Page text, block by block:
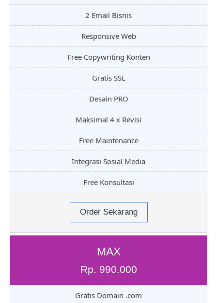
2 Email Bisnis
Responsive Web
Free Copywriting Konten
Gratis SSL
Desain PRO
Maksimal 4 x Revisi
Free Maintenance
Integrasi Sosial Media
Free Konsultasi
Order Sekarang
MAX
Rp. 990.000
Gratis Domain .com